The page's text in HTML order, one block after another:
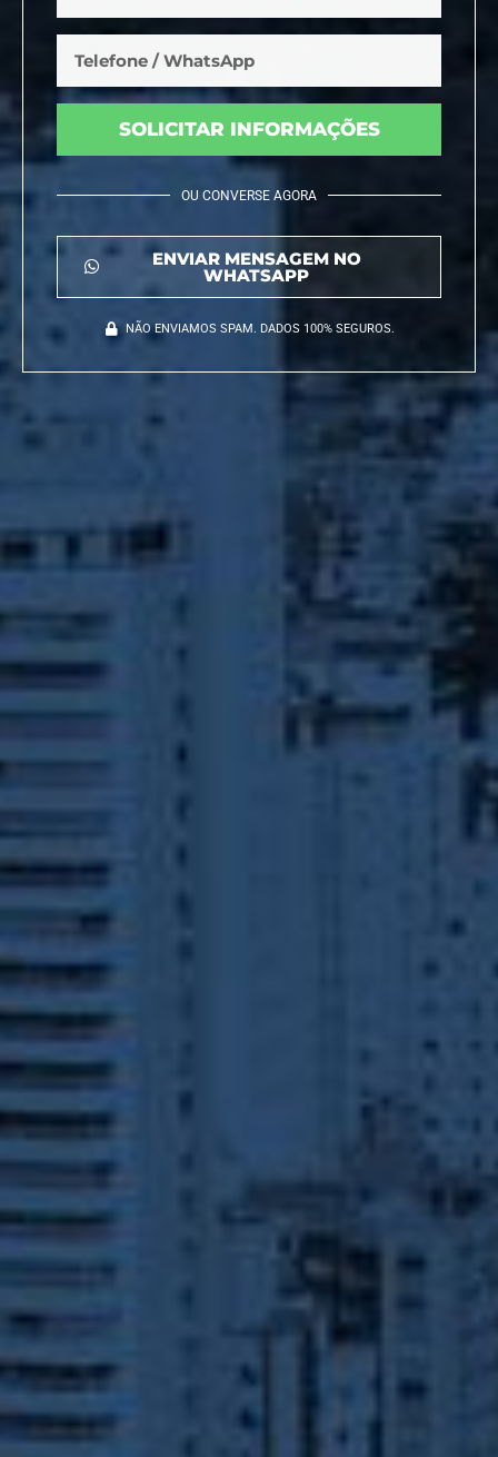
SOLICITAR INFORMAÇÕES
OU CONVERSE AGORA
ENVIAR MENSAGEM NO
WHATSAPP
NÃO ENVIAMOS SPAM. DADOS 100% SEGUROS.